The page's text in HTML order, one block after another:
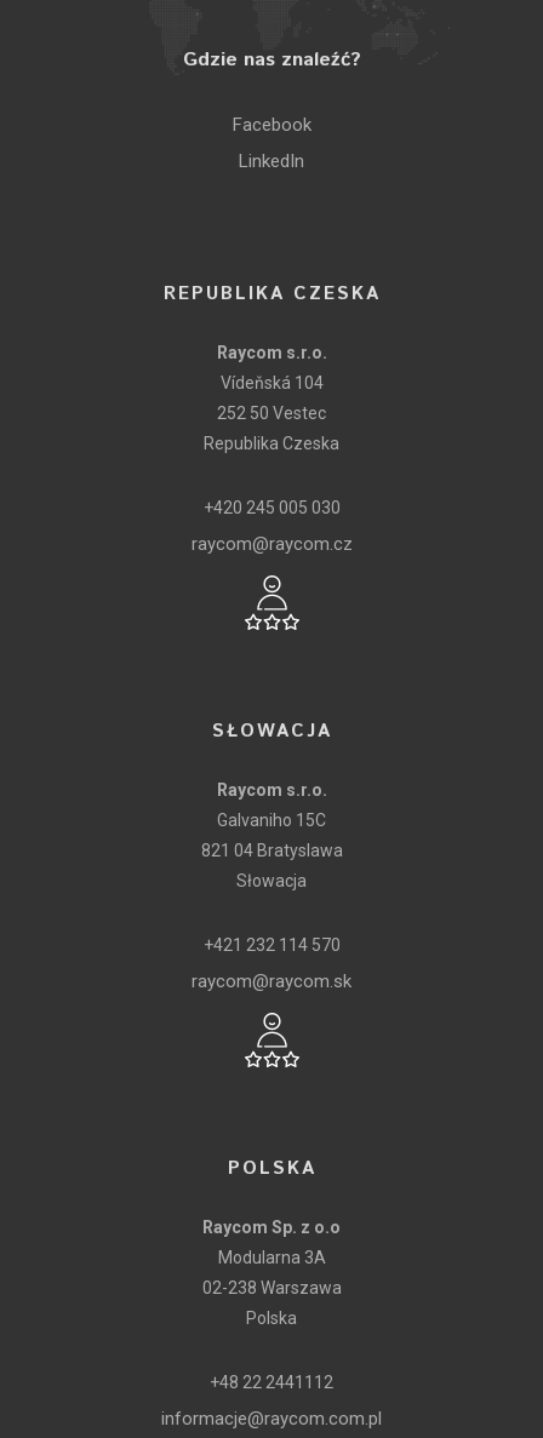
Gdzie nas znaleźć?
Facebook
LinkedIn
REPUBLIKA CZESKA
Raycom s.r.o.
Vídeňská 104
252 50 Vestec
Republika Czeska
+420 245 005 030
raycom@raycom.cz
SŁOWACJA
Raycom s.r.o.
Galvaniho 15C
821 04 Bratyslawa
Słowacja
+421 232 114 570
raycom@raycom.sk
POLSKA
Raycom Sp. z o.o
Modularna 3A
02-238 Warszawa
Polska
+48 22 2441112
informacje@raycom.com.pl